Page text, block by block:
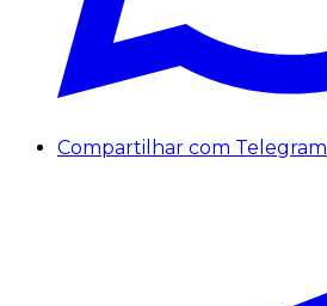
Compartilhar com Telegram